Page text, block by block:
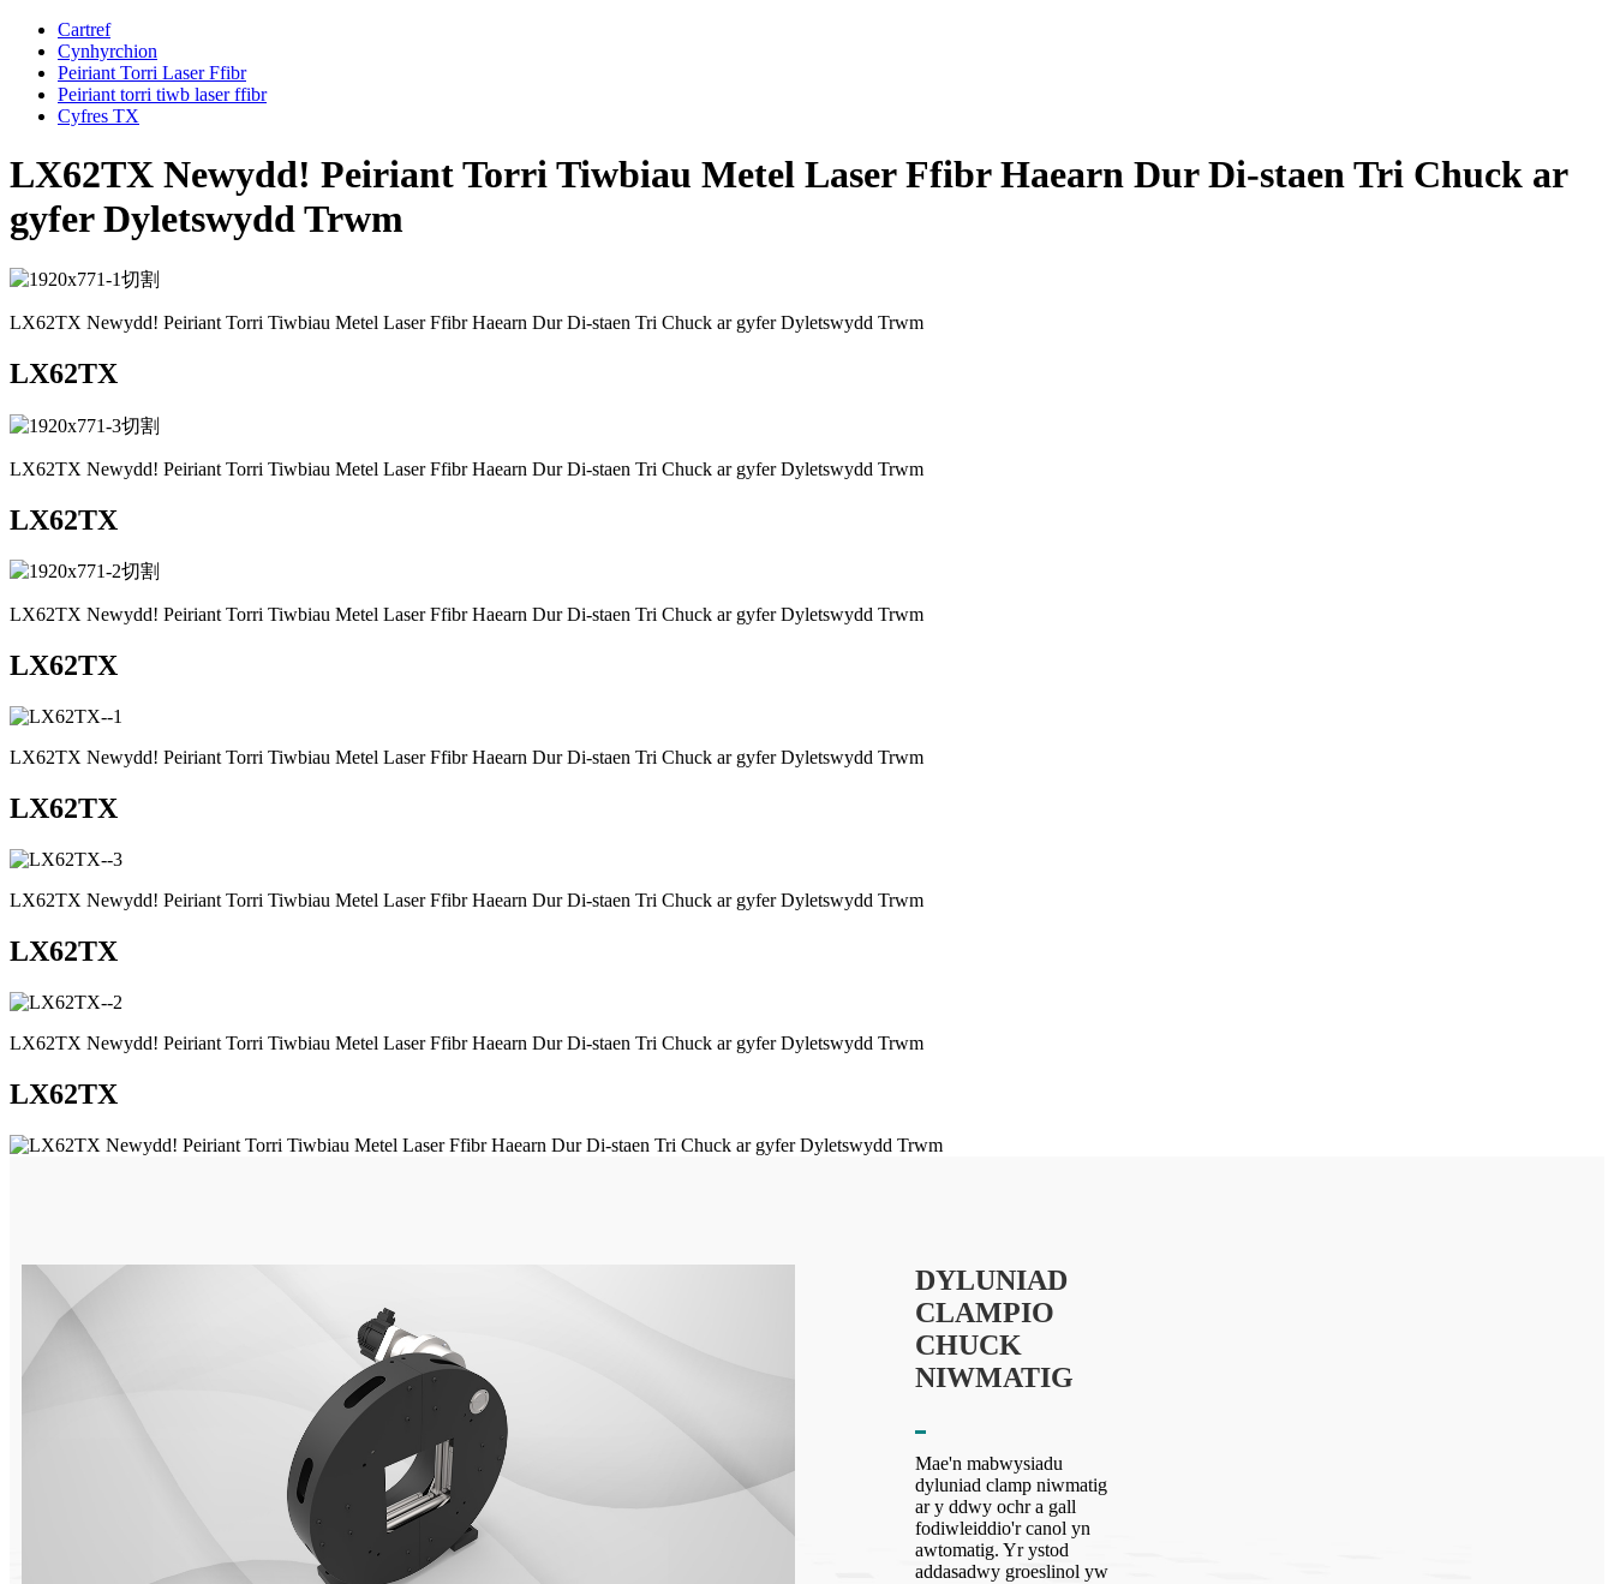
Cartref
Cynhyrchion
Peiriant Torri Laser Ffibr
Peiriant torri tiwb laser ffibr
Cyfres TX
LX62TX Newydd! Peiriant Torri Tiwbiau Metel Laser Ffibr Haearn Dur Di-staen Tri Chuck ar
gyfer Dyletswydd Trwm
LX62TX Newydd! Peiriant Torri Tiwbiau Metel Laser Ffibr Haearn Dur Di-staen Tri Chuck ar gyfer Dyletswydd Trwm
LX62TX
LX62TX Newydd! Peiriant Torri Tiwbiau Metel Laser Ffibr Haearn Dur Di-staen Tri Chuck ar gyfer Dyletswydd Trwm
LX62TX
LX62TX Newydd! Peiriant Torri Tiwbiau Metel Laser Ffibr Haearn Dur Di-staen Tri Chuck ar gyfer Dyletswydd Trwm
LX62TX
LX62TX Newydd! Peiriant Torri Tiwbiau Metel Laser Ffibr Haearn Dur Di-staen Tri Chuck ar gyfer Dyletswydd Trwm
LX62TX
LX62TX Newydd! Peiriant Torri Tiwbiau Metel Laser Ffibr Haearn Dur Di-staen Tri Chuck ar gyfer Dyletswydd Trwm
LX62TX
LX62TX Newydd! Peiriant Torri Tiwbiau Metel Laser Ffibr Haearn Dur Di-staen Tri Chuck ar gyfer Dyletswydd Trwm
LX62TX
DYLUNIAD
CLAMPIO
CHUCK
NIWMATIG
Mae'n mabwysiadu
dyluniad clamp niwmatig
ar y ddwy ochr a gall
fodiwleiddio'r canol yn
awtomatig. Yr ystod
addasadwy groeslinol yw